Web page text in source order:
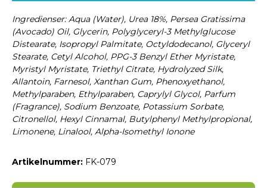
Ingredienser: Aqua (Water), Urea 18%, Persea Gratissima
(Avocado) Oil, Glycerin, Polyglyceryl-3 Methylglucose
Distearate, Isopropyl Palmitate, Octyldodecanol, Glyceryl
Stearate, Cetyl Alcohol, PPG-3 Benzyl Ether Myristate,
Myristyl Myristate, Triethyl Citrate, Hydrolyzed Silk,
Allantoin, Farnesol, Xanthan Gum, Phenoxyethanol,
Methylparaben, Ethylparaben, Caprylyl Glycol, Parfum
(Fragrance), Sodium Benzoate, Potassium Sorbate,
Citronellol, Hexyl Cinnamal, Butylphenyl Methylpropional,
Limonene, Linalool, Alpha-Isomethyl Ionone
Artikelnummer: FK-079